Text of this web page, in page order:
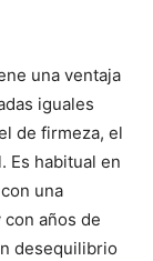
una ventaja
iguales
de firmeza, el
Es habitual en
una
años de
desequilibrio